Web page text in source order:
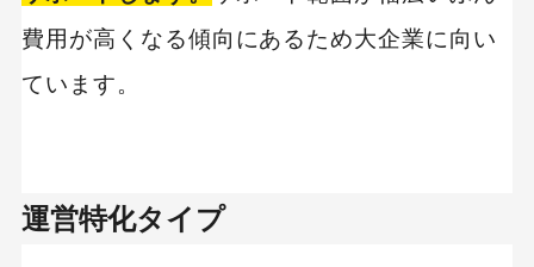
費用が高くなる傾向にあるため大企業に向い
ています。
運営特化タイプ